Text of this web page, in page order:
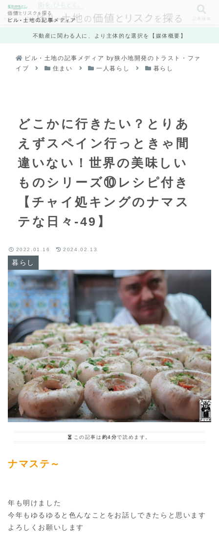
不動産に関わる人に、より主体的な選択を【媒体概要】
ビル・土地の記事メディア by狭小地開発のトラスト・ファ
イブ
住まい 一人暮らし 暮らし
どこかに行きたい？とりあ
えずスペイン行っときゃ間
違いない！世界の美味しい
ものシリーズ⑩レシピ付き
【チャイ処キングのナマス
テな日々-49】
暮らし
2022.01.16 2024.02.13
この記事は 約4分で読めます。
ナマステ～
年も明けました
今年もゆるゆると色んなことをお話しできたらと思います
よろしくお願いします
カテゴリ一覧